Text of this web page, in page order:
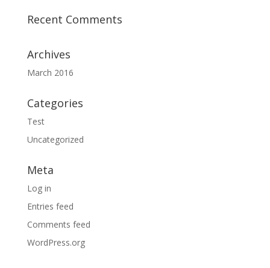
Recent Comments
Archives
March 2016
Categories
Test
Uncategorized
Meta
Log in
Entries feed
Comments feed
WordPress.org